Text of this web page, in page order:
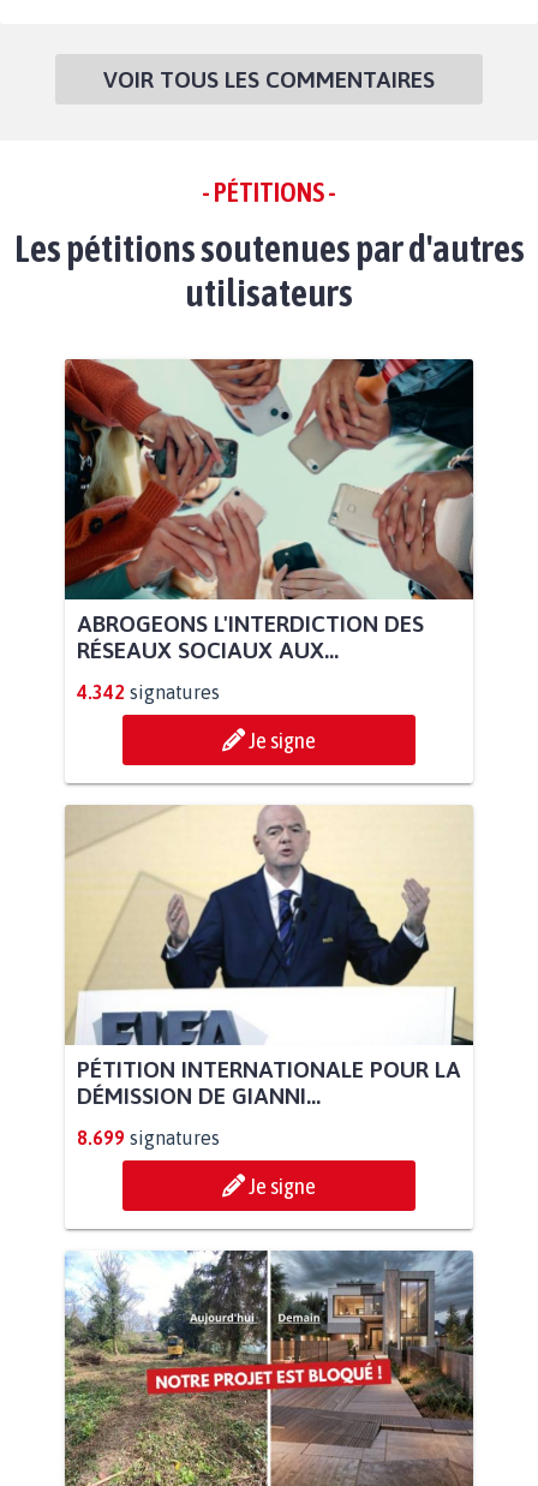
VOIR TOUS LES COMMENTAIRES
- PÉTITIONS -
Les pétitions soutenues par d'autres
utilisateurs
ABROGEONS L'INTERDICTION DES
RÉSEAUX SOCIAUX AUX...
4.342 signatures
Je signe
PÉTITION INTERNATIONALE POUR LA
DÉMISSION DE GIANNI...
8.699 signatures
Je signe